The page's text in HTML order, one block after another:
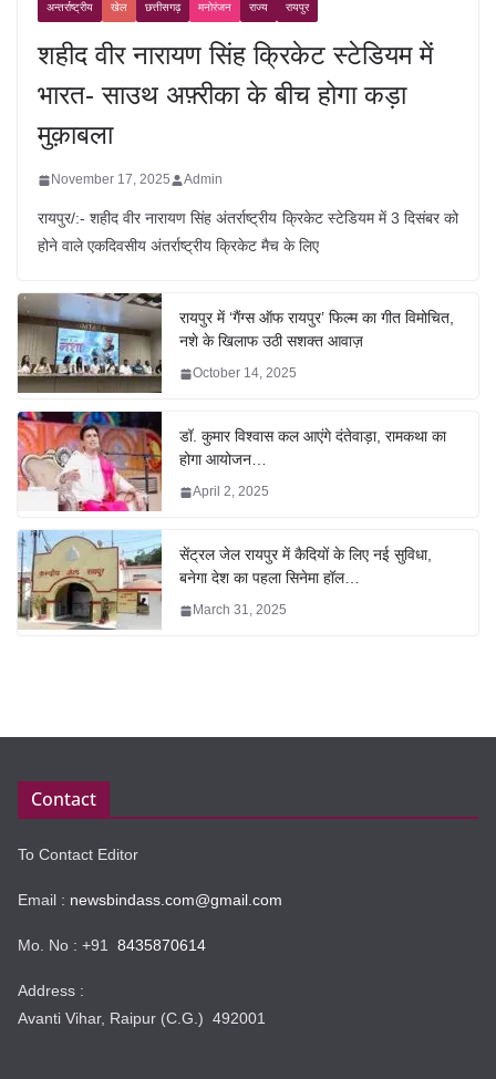
अन्तर्राष्ट्रीय खेल छत्तीसगढ़ मनोरंजन राज्य रायपुर
शहीद वीर नारायण सिंह क्रिकेट स्टेडियम में
भारत- साउथ अफ़्रीका के बीच होगा कड़ा
मुक़ाबला
November 17, 2025 Admin
रायपुर/:- शहीद वीर नारायण सिंह अंतर्राष्ट्रीय क्रिकेट स्टेडियम में 3 दिसंबर को
होने वाले एकदिवसीय अंतर्राष्ट्रीय क्रिकेट मैच के लिए
रायपुर में ‘गैंग्स ऑफ रायपुर’ फिल्म का गीत विमोचित,
नशे के खिलाफ उठी सशक्त आवाज़
October 14, 2025
डॉ. कुमार विश्वास कल आएंगे दंतेवाड़ा, रामकथा का
होगा आयोजन…
April 2, 2025
सेंट्रल जेल रायपुर में कैदियों के लिए नई सुविधा,
बनेगा देश का पहला सिनेमा हॉल…
March 31, 2025
Contact
To Contact Editor
Email : newsbindass.com@gmail.com
Mo. No : +91 8435870614
Address :
Avanti Vihar, Raipur (C.G.) 492001